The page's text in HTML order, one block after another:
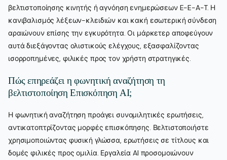
βελτιστοποίησης κινητής ή αγνόηση ενημερώσεων E-E-A-T. Η
κανιβαλισμός λέξεων-κλειδιών και κακή εσωτερική σύνδεση
αραιώνουν επίσης την εγκυρότητα. Οι μάρκετερ αποφεύγουν
αυτά διεξάγοντας ολιστικούς ελέγχους, εξασφαλίζοντας
ισορροπημένες, φιλικές προς τον χρήστη στρατηγικές.
Πώς επηρεάζει η φωνητική αναζήτηση τη
βελτιστοποίηση Επισκόπηση AI;
Η φωνητική αναζήτηση προάγει συνομιλητικές ερωτήσεις,
αντικατοπτρίζοντας μορφές επισκόπησης. Βελτιστοποιήστε
χρησιμοποιώντας φυσική γλώσσα, ερωτήσεις σε τίτλους και
δομές φιλικές προς ομιλία. Εργαλεία AI προσομοιώνουν